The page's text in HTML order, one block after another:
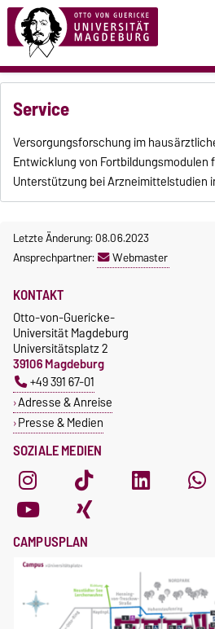
Service
Versorgungsforschung im
Entwicklung von Fortbildungsmodulen
Unterstützung bei Arzneimittelstudien
Letzte Änderung: 08.06.2023
Ansprechpartner:
Webmaster
SOZIALE MEDIEN
KONTAKT
Otto-von-Guericke-
Universität Magdeburg
Universitätsplatz 2
39106 Magdeburg
+49 391 67-01
Adresse & Anreise
Presse & Medien
CAMPUSPLAN